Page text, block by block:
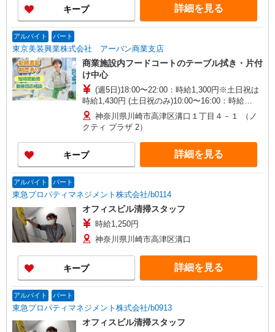
せください。 【勤務地一例】 東京都墨田区江東橋
東京都渋谷区神南 東京都中野区本町 東京都中野区
中野 東京都立川市栄町 東京都町田市原町田 神奈
キープ 詳細を見る
アルバイト パート
東京美装興業株式会社 アーバン商業支店
商業施設内フードコートのテーブル拭き・片付
け中心
(週5日)18:00〜22:00：時給1,300円※土日祝は
時給1,430円 (土日祝のみ)10:00〜16:00：時給
1,430円 月収例104,000円※時給1,300円、平日週5
日の場合 皆さんの頑張りをしっかりと評価する為
また、短時間でもしっかり稼げるように 時給を高
めに設定しております！
神奈川県川崎市高津区溝口１丁目４－１ （ノ
クティ プラザ 2）
キープ 詳細を見る
アルバイト パート
東急プロパティマネジメント株式会社/b0114
オフィスビル清掃スタッフ
時給1,250円
神奈川県川崎市高津区溝口
キープ 詳細を見る
アルバイト パート
東急プロパティマネジメント株式会社/b0913
オフィスビル清掃スタッフ